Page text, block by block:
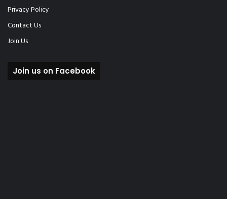
Privacy Policy
Contact Us
Join Us
Join us on Facebook